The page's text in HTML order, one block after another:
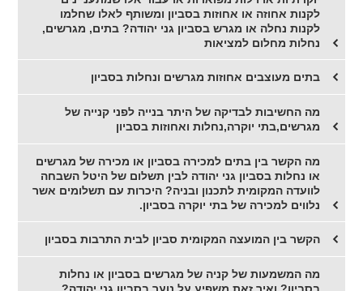
לקנות אחוזה או אחוזות בסביון ומשותף לאלו שחלמו
לקנות נחלה או מגרש בסביון גני יהודה? בתים, מגרשים,
נחלות מחלום למציאות
בתים מעוצבים אחוזות מגרשים ונחלות בסביון
מה החשיבות לבדיקה של היתר בנייה לפני קנייה של
מגרשים,בתי יוקרה,נחלות ואחוזות בסביון
מה הקשר בין בתים למכירה בסביון או מכירה של מגרשים
או נחלות בסביון גני יהודה לבין תשלום של היטל השבחה
לוועדה המקומית לתכנון ובניה? היכרות עם תשלומים אשר
נלווים למכירה של בתי יוקרה בסביון.
הקשר בין המועצה המקומית סביון לבית התרבות בסביון
מה המשמעות של קניה של מגרשים בסביון או נחלות